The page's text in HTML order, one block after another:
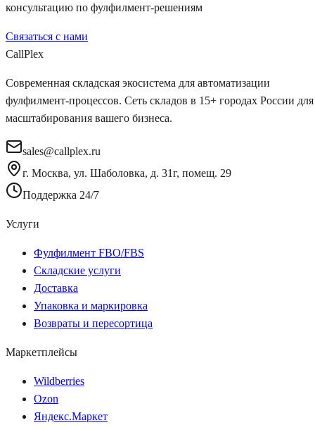
консультацию по фулфилмент-решениям
Связаться с нами
CallPlex
Современная складская экосистема для автоматизации
фулфилмент-процессов. Сеть складов в 15+ городах России для
масштабирования вашего бизнеса.
sales@callplex.ru
г. Москва, ул. Шаболовка, д. 31г, помещ. 29
Поддержка 24/7
Услуги
Фулфилмент FBO/FBS
Складские услуги
Доставка
Упаковка и маркировка
Возвраты и пересортица
Маркетплейсы
Wildberries
Ozon
Яндекс.Маркет